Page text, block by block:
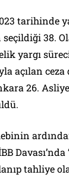
tarihinde
seçildiği 38.
yargı
açılan ceza
26. Asliye
Davası’nda
tahliye